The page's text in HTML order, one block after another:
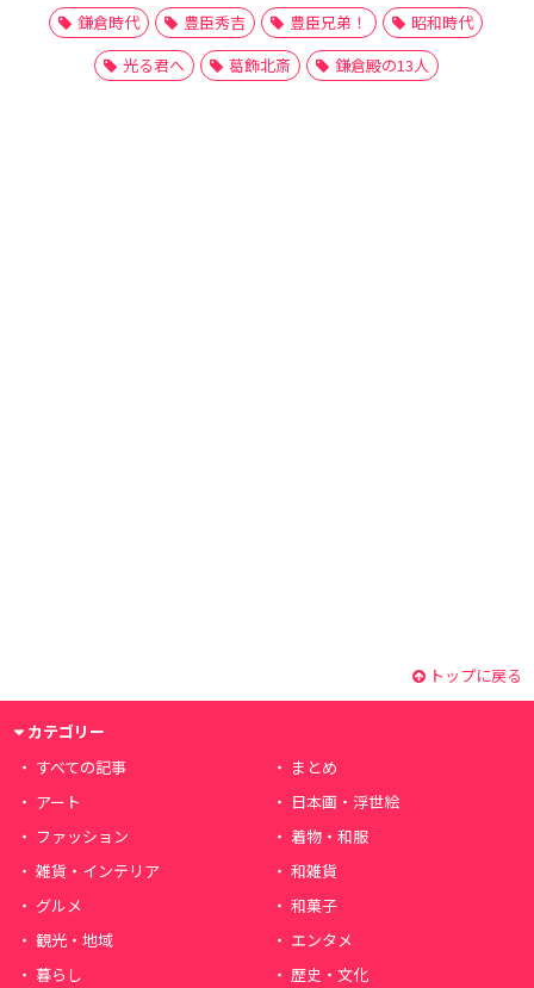
鎌倉時代
豊臣秀吉 豊臣兄弟！
昭和時代
光る君へ
葛飾北斎 鎌倉殿の13人
トップに戻る
カテゴリー
すべての記事
まとめ
アート
日本画・浮世絵
ファッション
着物・和服
雑貨・インテリア
和雑貨
グルメ
和菓子
観光・地域
エンタメ
暮らし
歴史・文化